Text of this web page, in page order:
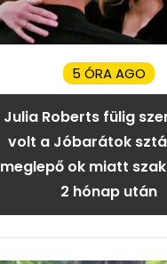
5 ÓRA AGO
Julia Roberts fülig
volt a Jóbarátok
meglepő ok miatt
2 hónap után